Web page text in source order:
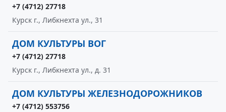
+7 (4712) 27718
Курск г., Либкнехта ул., 31
ДОМ КУЛЬТУРЫ ВОГ
+7 (4712) 27718
Курск г., Либкнехта ул., д. 31
ДОМ КУЛЬТУРЫ ЖЕЛЕЗНОДОРОЖНИКОВ
+7 (4712) 553756